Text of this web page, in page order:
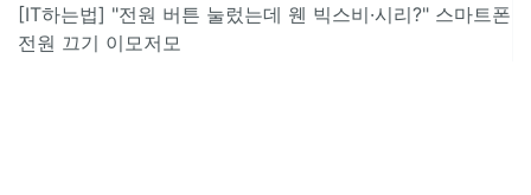
[IT하는법] "전원 버튼 눌렀는데 웬 빅스비·시리?" 스마트폰
전원 끄기 이모저모